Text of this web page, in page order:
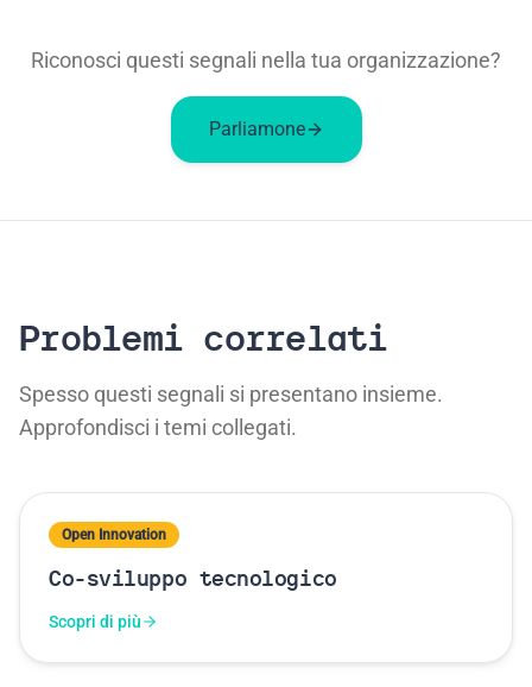
Riconosci questi segnali nella tua organizzazione?
Parliamone
Problemi correlati
Spesso questi segnali si presentano insieme.
Approfondisci i temi collegati.
Open Innovation
Co-sviluppo tecnologico
Scopri di più